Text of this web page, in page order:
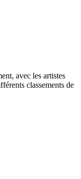
avec les artistes
classements de